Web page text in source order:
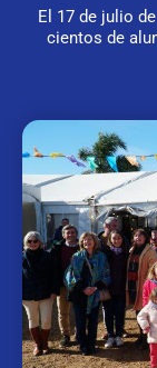
El 17 de julio
cientos de